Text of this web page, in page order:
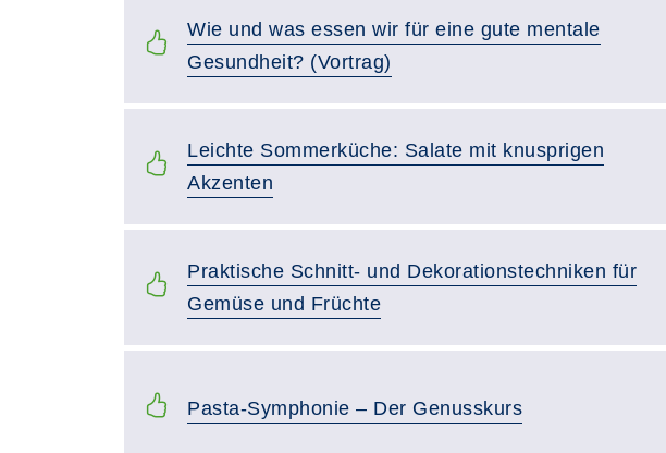
Wie und was essen wir für eine gute mentale
Gesundheit? (Vortrag)
Leichte Sommerküche: Salate mit knusprigen
Akzenten
Praktische Schnitt- und Dekorationstechniken für
Gemüse und Früchte
Pasta-Symphonie – Der Genusskurs